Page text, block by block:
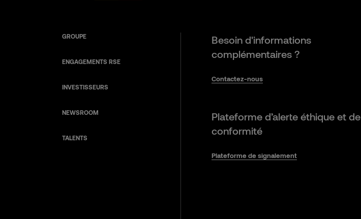
GROUPE
ENGAGEMENTS RSE
INVESTISSEURS
NEWSROOM
TALENTS
Besoin d'informations
complémentaires ?
Contactez-nous
Plateforme d’alerte éthique et de
conformité
Plateforme de signalement